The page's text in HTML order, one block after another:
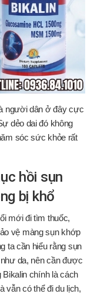
người dân ở đây cực
dẻo dai đó không
sóc sức khỏe rất
hồi sụn
bị khổ
mới đi tìm thuốc,
vệ màng sụn khớp
ta cần hiểu rằng sụn
da, nên cần được
chính là cách
vẫn có thể đi du lịch,